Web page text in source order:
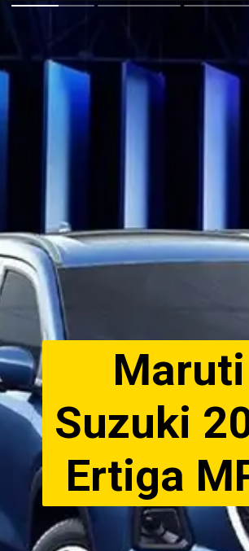
Maruti
Suzuki
Ertiga